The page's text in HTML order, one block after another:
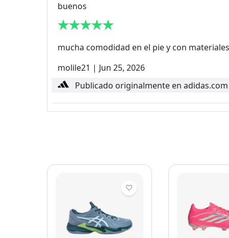
buenos
mucha comodidad en el pie y con
molile21 | Jun 25, 2026
Publicado originalmente en adidas.com